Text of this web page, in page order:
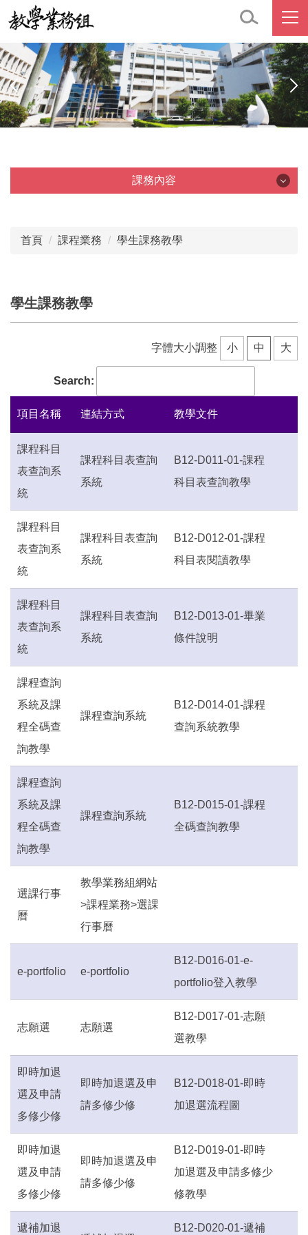
跳
到
要
內
容
區
課務內容
選課
課程抵免
首頁 課程業務 學生課務教學
學生課務教學
字體大小調整 小 中 大
Search:
項目名稱 連結方式 教學文件
課程科目
表查詢系
統
課程科目表查詢
系統
B12-D011-01-課程
科目表查詢教學
課程科目
表查詢系
統
課程科目表查詢
系統
B12-D012-01-課程
科目表閱讀教學
課程科目
表查詢系
統
課程科目表查詢
系統
B12-D013-01-畢業
條件說明
課程查詢
系統及課
程全碼查
詢教學
課程查詢系統
B12-D014-01-課程
查詢系統教學
課程查詢
系統及課
程全碼查
詢教學
課程查詢系統
B12-D015-01-課程
全碼查詢教學
選課行事
曆
教學業務組網站
>課程業務>選課
行事曆
e-portfolio e-portfolio
B12-D016-01-e-
portfolio登入教學
志願選 志願選
B12-D017-01-志願
選教學
即時加退
選及申請
多修少修
即時加退選及申
請多修少修
B12-D018-01-即時
加退選流程圖
即時加退
選及申請
多修少修
即時加退選及申
請多修少修
B12-D019-01-即時
加退選及申請多修少
修教學
遞補加退
B12-D020-01-遞補